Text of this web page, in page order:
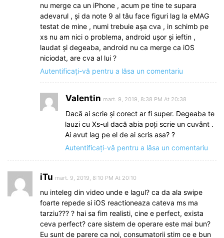
nu merge ca un iPhone , acum pe tine te supara
adevarul , și da note 9 al tău face figuri lag la eMAG
testat de mine , numi trebuie așa cva , in schimb pe
xs nu am nici o problema, android ușor și ieftin ,
laudat și degeaba, android nu ca merge ca iOS
niciodat, are cva al lui ?
Autentificați-vă pentru a lăsa un comentariu
Valentin mart. 9, 2019, 8:38 PM At 20:38
Dacă ai scrie şi corect ar fi super. Degeaba te
lauzi cu Xs-ul dacă abia poți scrie un cuvânt .
Ai avut lag pe el de ai scris asa? ?
Autentificați-vă pentru a lăsa un comentariu
iTu mart. 9, 2019, 8:10 PM At 20:10
nu inteleg din video unde e lagul? ca da ala swipe
foarte repede si iOS reactioneaza cateva ms ma
tarziu??? ? hai sa fim realisti, cine e perfect, exista
ceva perfect? care sistem de operare este mai bun?
Eu sunt de parere ca noi, consumatorii stim ce e bun